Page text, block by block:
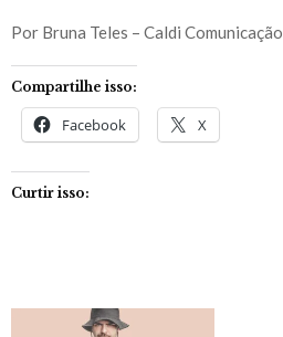
Por Bruna Teles – Caldi Comunicação
Compartilhe isso:
Facebook X
Curtir isso: